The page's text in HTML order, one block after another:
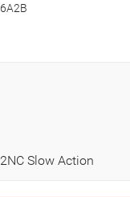
Slow Action